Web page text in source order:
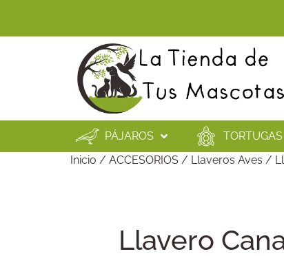
PÁJAROS TORTUGAS
Inicio / ACCESORIOS / Llaveros Aves /
Llavero